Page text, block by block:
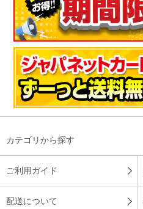
カテゴリから探す
ご利用ガイド
配送について